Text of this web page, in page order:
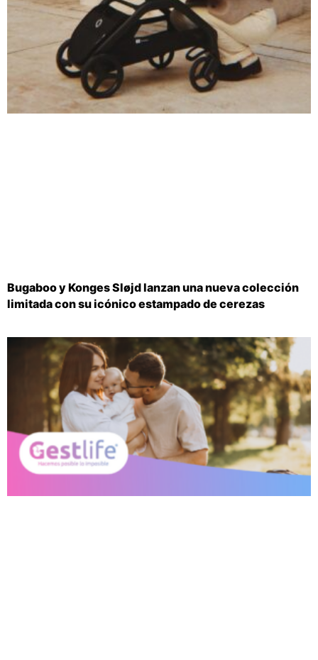
Bugaboo y Konges Sløjd lanzan una nueva colección
limitada con su icónico estampado de cerezas